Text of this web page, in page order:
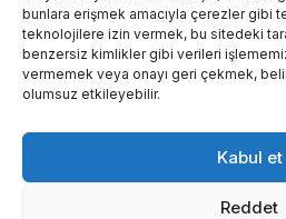
bunlara erişmek amacıyla çerezler gibi
teknolojilere izin vermek, bu sitedeki
benzersiz kimlikler gibi verileri
vermemek veya onayı geri çekmek,
olumsuz etkileyebilir.
Kabul et
Reddet
yatırım tavsiyesi niteliği taşımaz.
Yasal
Kurumsal